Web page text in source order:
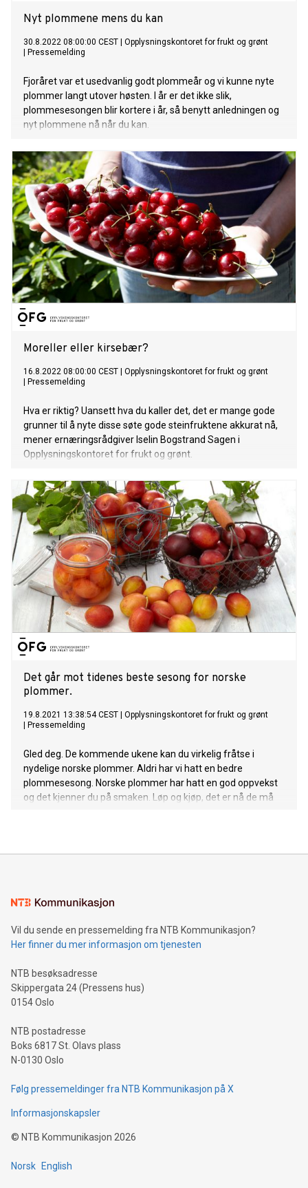
Nyt plommene mens du kan
30.8.2022 08:00:00 CEST
Opplysningskontoret for frukt og grønt
Pressemelding
Fjoråret var et usedvanlig godt plommeår og vi kunne nyte
plommer langt utover høsten. I år er det ikke slik,
plommesesongen blir kortere i år, så benytt anledningen og
nyt plommene nå når du kan.
Moreller eller kirsebær?
16.8.2022 08:00:00 CEST
Opplysningskontoret for frukt og grønt
Pressemelding
Hva er riktig? Uansett hva du kaller det, det er mange gode
grunner til å nyte disse søte gode steinfruktene akkurat nå,
mener ernæringsrådgiver Iselin Bogstrand Sagen i
Opplysningskontoret for frukt og grønt.
Det går mot tidenes beste sesong for norske
plommer.
19.8.2021 13:38:54 CEST
Opplysningskontoret for frukt og grønt
Pressemelding
Gled deg. De kommende ukene kan du virkelig fråtse i
nydelige norske plommer. Aldri har vi hatt en bedre
plommesesong. Norske plommer har hatt en god oppvekst
og det kjenner du på smaken. Løp og kjøp, det er nå de må
Vil du sende en pressemelding fra NTB Kommunikasjon?
Her finner du mer informasjon om tjenesten
NTB besøksadresse
Skippergata 24 (Pressens hus)
0154 Oslo
NTB postadresse
Boks 6817 St. Olavs plass
N-0130 Oslo
Følg pressemeldinger fra NTB Kommunikasjon på X
Informasjonskapsler
© NTB Kommunikasjon 2026
Norsk English